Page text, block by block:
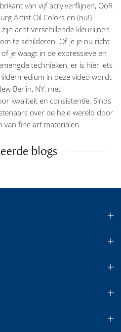
van vijf acrylverflijnen, QoR
Artist Oil Colors en (nu!)
acht verschillende kleurlijnen
te schilderen. Of je je nu richt
je waagt in de expressieve en
technieken, er is hier iets
in deze video wordt
Berlin, NY, met
kwaliteit en consistentie. Sinds
over de hele wereld door
van fine art materialen.
blogs